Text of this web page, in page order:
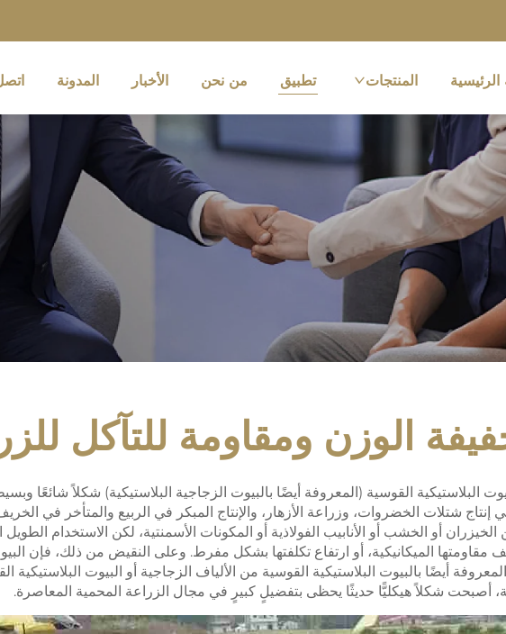
المنتجات تطبيق من نحن الأخبار المدونة
الوزن ومقاومة للتآكل
البلاستيكية القوسية (المعروفة أيضًا بالبيوت الزجاجية البلاستيكية) شكلاً شائعًا
شتلات الخضروات، وزراعة الأزهار، والإنتاج المبكر في الربيع والمتأخر في
الخيزران أو الخشب أو الأنابيب الفولاذية أو المكونات الأسمنتية، لكن الاستخدام
مقاومتها الميكانيكية، أو ارتفاع تكلفتها بشكل مفرط. وعلى النقيض من ذلك، فإن
أصبحت شكلاً هيكليًّا حديثًا يحظى بتفضيلٍ كبيرٍ في مجال الزراعة المحمية المعاصرة.